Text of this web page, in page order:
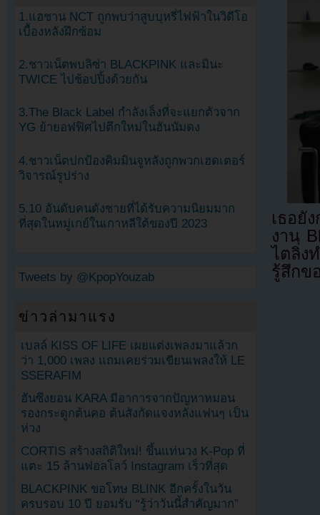
เธอยั
งาน
ไตลิ่ง
รู้สึกข
1.แฮชาน NCT ถูกพบว่าสูบบุหรี่ไฟฟ้าในวิดีโอ
เบื้องหลังฝึกซ้อม
2.ชาวเน็ตพบลิซ่า BLACKPINK และมินะ
TWICE ไปช้อปปิ้งด้วยกัน
3.The Black Label กำลังเล็งที่จะแยกตัวจาก
YG ย้ายอฟฟิศไปตึกใหม่ในฮันนัมดง
4.ชาวเน็ตปกป้องคิมมินจูหลังถูกพวกเฮดเตอร์
วิจารณ์รูปร่าง
5.10 อันดับคนดังชายที่ได้รับความนิยมมาก
ที่สุดในหมู่เกย์ในเกาหลีใต้ของปี 2023
Tweets by @KpopYouzab
ข่าวล่ามาแรง
เบลล์ KISS OF LIFE เผยแต่งเพลงมาแล้วก
ว่า 1,000 เพลง แถมเคยร่วมเขียนเพลงให้ LE
SSERAFIM
ฮันซึงยอน KARA มีอาการจากปัญหาหมอน
รองกระดูกต้นคอ ต้นสังกัดแจงหลังแฟนๆ เป็น
ห่วง
CORTIS สร้างสถิติใหม่! ขึ้นแท่นวง K-Pop ที่
แตะ 15 ล้านฟอลโลว์ Instagram เร็วที่สุด
BLACKPINK ขอโทษ BLINK อีกครั้งในวัน
ครบรอบ 10 ปี ยอมรับ “รู้ว่าวันนี้สำคัญมาก”